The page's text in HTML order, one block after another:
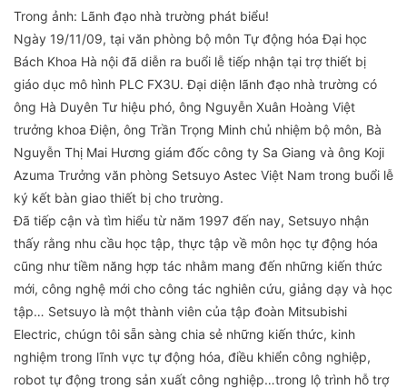
Trong ảnh: Lãnh đạo nhà trường phát biểu!
Ngày 19/11/09, tại văn phòng bộ môn Tự động hóa Đại học
Bách Khoa Hà nội đã diễn ra buổi lễ tiếp nhận tại trợ thiết bị
giáo dục mô hình PLC FX3U. Đại diện lãnh đạo nhà trường có
ông Hà Duyên Tư hiệu phó, ông Nguyễn Xuân Hoàng Việt
trưởng khoa Điện, ông Trần Trọng Minh chủ nhiệm bộ môn, Bà
Nguyễn Thị Mai Hương giám đốc công ty Sa Giang và ông Koji
Azuma Trưởng văn phòng Setsuyo Astec Việt Nam trong buổi lễ
ký kết bàn giao thiết bị cho trường.
Đã tiếp cận và tìm hiểu từ năm 1997 đến nay, Setsuyo nhận
thấy rằng nhu cầu học tập, thực tập về môn học tự động hóa
cũng như tiềm năng hợp tác nhằm mang đến những kiến thức
mới, công nghệ mới cho công tác nghiên cứu, giảng dạy và học
tập… Setsuyo là một thành viên của tập đoàn Mitsubishi
Electric, chúgn tôi sẵn sàng chia sẻ những kiến thức, kinh
nghiệm trong lĩnh vực tự động hóa, điều khiển công nghiệp,
robot tự động trong sản xuất công nghiệp…trong lộ trình hỗ trợ